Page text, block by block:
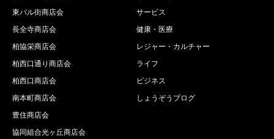
東パル街商店会
長全寺商店会
柏協栄商店会
柏西口通り商店会
柏西口商店会
南本町商店会
豊住商店会
協同組合光ヶ丘商店会
サービス
健康・医療
レジャー・カルチャー
ライフ
ビジネス
しょうぞうブログ